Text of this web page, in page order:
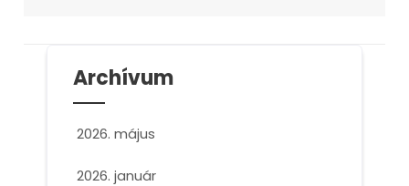
Archívum
2026. május
2026. január